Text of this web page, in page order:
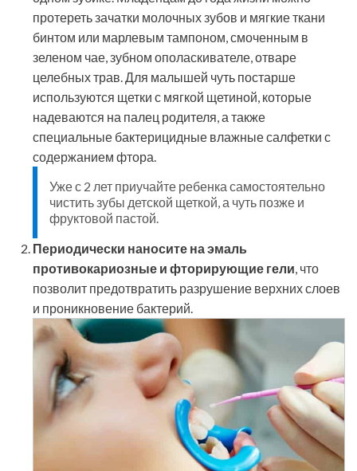
протереть зачатки молочных зубов и мягкие ткани
бинтом или марлевым тампоном, смоченным в
зеленом чае, зубном ополаскивателе, отваре
целебных трав. Для малышей чуть постарше
используются щетки с мягкой щетиной, которые
надеваются на палец родителя, а также
специальные бактерицидные влажные салфетки с
содержанием фтора.
Уже с 2 лет приучайте ребенка самостоятельно
чистить зубы детской щеткой, а чуть позже и
фруктовой пастой.
Периодически наносите на эмаль
противокариозные и фторирующие гели, что
позволит предотвратить разрушение верхних слоев
и проникновение бактерий.